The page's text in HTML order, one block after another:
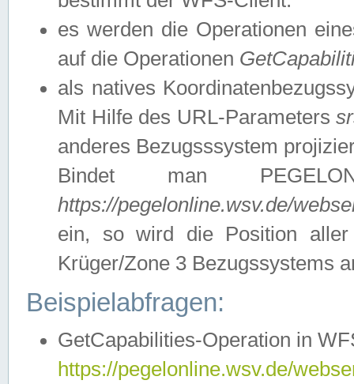
es werden die Operationen
auf die Operationen
als natives
Mit Hilfe des URL-Parameters
anderes Bezugsssystem
Bindet man
https://pegelonline.wsv.de/
ein, so wird die Position
Krüger/Zone 3 Bezugssystems
Beispielabfragen:
GetCapabilities-Operation in
https://pegelonline.wsv.de/